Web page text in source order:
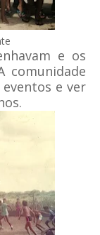
e os
comunidade
e ver